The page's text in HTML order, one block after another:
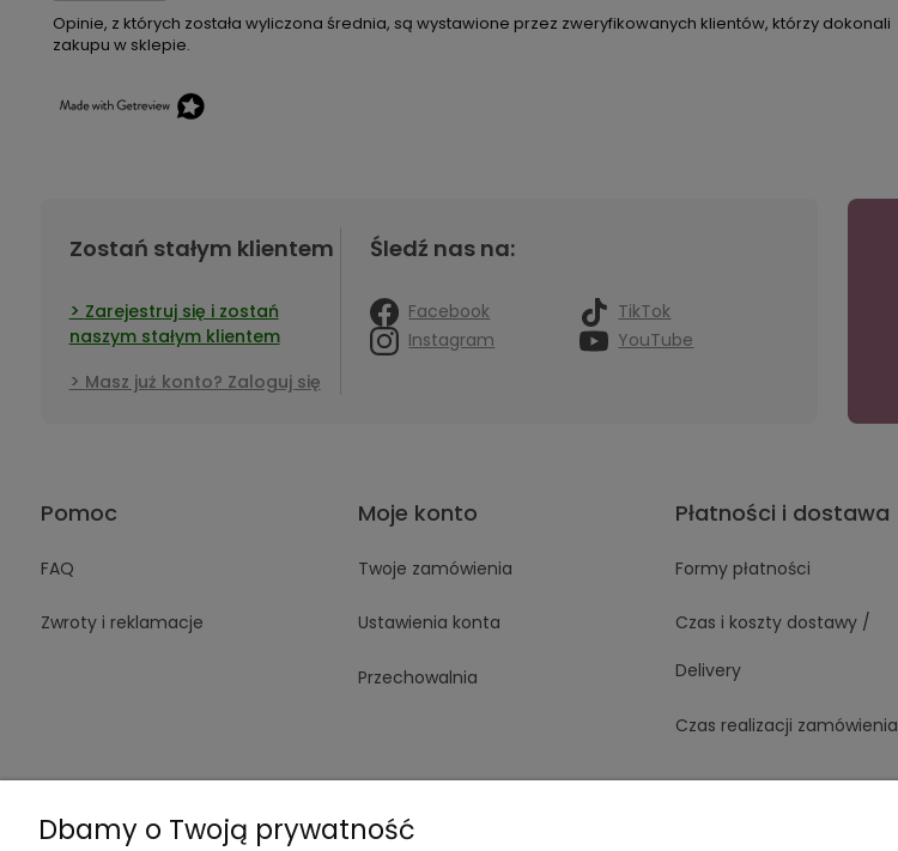
Opinie, z których została wyliczona średnia, są wystawione przez zweryfikowanych klientów, którzy dokonali
zakupu w sklepie.
Zostań stałym klientem
Zarejestruj się i zostań
naszym stałym klientem
Masz już konto? Zaloguj się
Śledź nas na:
Facebook
TikTok
Instagram
YouTube
Pomoc
FAQ
Zwroty i reklamacje
Moje konto
Twoje zamówienia
Ustawienia konta
Przechowalnia
Płatności i dostawa
Formy płatności
Czas i koszty dostawy /
Delivery
Czas realizacji zamówienia
Dbamy o Twoją prywatność